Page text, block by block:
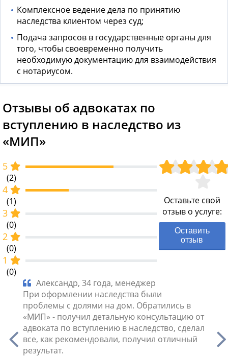
Комплексное ведение дела по принятию
наследства клиентом через суд;
Подача запросов в государственные органы для
того, чтобы своевременно получить
необходимую документацию для взаимодействия
с нотариусом.
Отзывы об адвокатах по
вступлению в наследство из
«МИП»
5
(2)
4
(1)
3
(0)
2
(0)
1
(0)
Оставьте свой
отзыв о услуге:
Оставить
отзыв
Александр, 34 года, менеджер
При оформлении наследства были
проблемы с долями на дом. Обратились в
«МИП» - получил детальную консультацию от
адвоката по вступлению в наследство, сделал
все, как рекомендовали, получил отличный
результат.